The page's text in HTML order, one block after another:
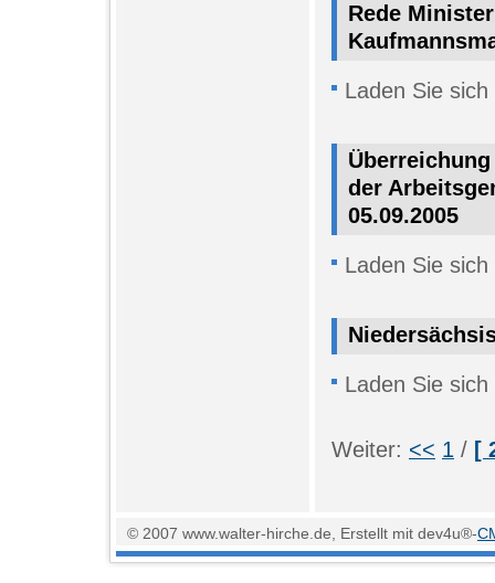
Rede
Laden Sie
der
05.09.2005
Laden Sie
Laden Sie
Weiter: << 1 / [
© 2007 www.walter-hirche.de, Erstellt mit dev4u®-